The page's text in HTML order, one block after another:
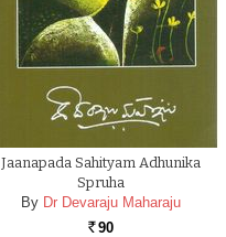
Jaanapada Sahityam Adhunika
Spruha
By Dr Devaraju Maharaju
Rs. 90